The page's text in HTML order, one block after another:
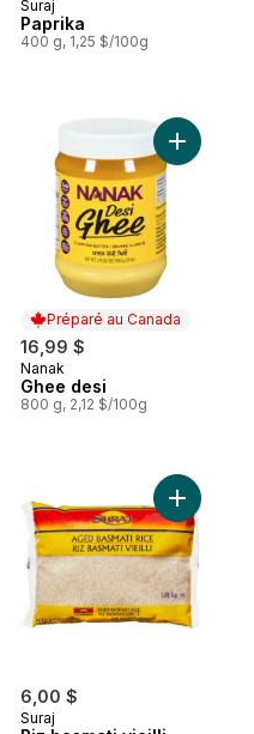
Suraj
Paprika
400 g, 1,25 $/100g
Ajouter Sel Rose De L'Himalaya au panier
Préparé au Canada
16,99 $
Préparé au Canada
Nanak
Ghee desi
800 g, 2,12 $/100g
Ajouter
moulue au panier
6,00 $
Suraj
Ajouter